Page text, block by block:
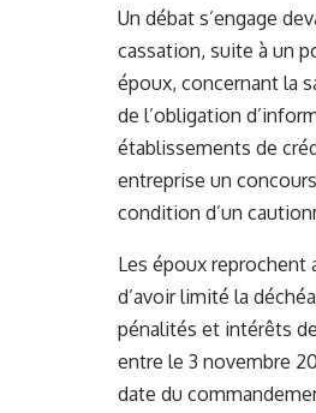
Un débat s’engage
cassation, suite à un
époux, concernant la
de l’obligation
établissements de
entreprise un
condition d’un
Les époux reprochent
d’avoir limité la
pénalités et intérêts
entre le 3 novembre
date du